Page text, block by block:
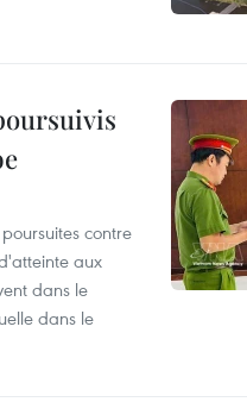
contre
aux
dans le
dans le